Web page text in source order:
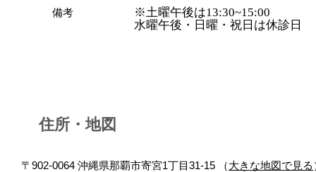
​備考
※土曜午後は13:30~15:00
水曜午後・日曜・祝日は休診日
住所・地図
〒902-0064 沖縄県那覇市寄宮1丁目31-15 （大きな地図で見る